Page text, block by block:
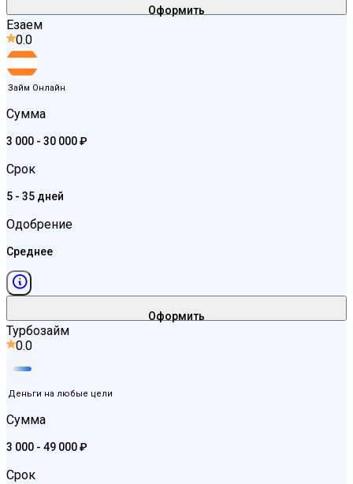
Оформить
Езаем
0.0
Займ Онлайн
Сумма
3 000 - 30 000 ₽
Срок
5 - 35 дней
Одобрение
Среднее
Оформить
Турбозайм
0.0
Деньги на любые цели
Сумма
3 000 - 49 000 ₽
Срок